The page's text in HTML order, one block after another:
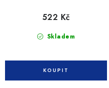
Skladem
522 Kč